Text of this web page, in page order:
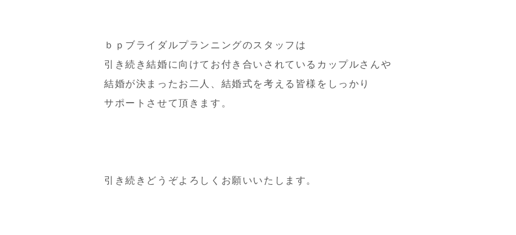
ｂｐブライダルプランニングのスタッフは
引き続き結婚に向けてお付き合いされているカップルさんや
結婚が決まったお二人、結婚式を考える皆様をしっかり
サポートさせて頂きます。
引き続きどうぞよろしくお願いいたします。